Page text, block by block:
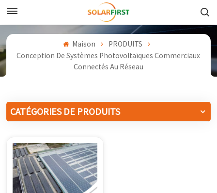
English
中文
Русский
Español
Português
Maison
PRODUITS
Conception De Systèmes Photovoltaïques Commerciaux
Connectés Au Réseau
CATÉGORIES DE PRODUITS